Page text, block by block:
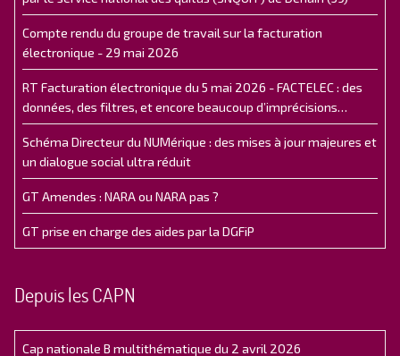
Compte rendu du groupe de travail sur la facturation
électronique - 29 mai 2026
RT Facturation électronique du 5 mai 2026 - FACTELEC : des
données, des filtres, et encore beaucoup d’imprécisions…
Schéma Directeur du NUMérique : des mises à jour majeures et
un dialogue social ultra réduit
GT Amendes : NARA ou NARA pas ?
GT prise en charge des aides par la DGFiP
Depuis les CAPN
Cap nationale B multithématique du 2 avril 2026